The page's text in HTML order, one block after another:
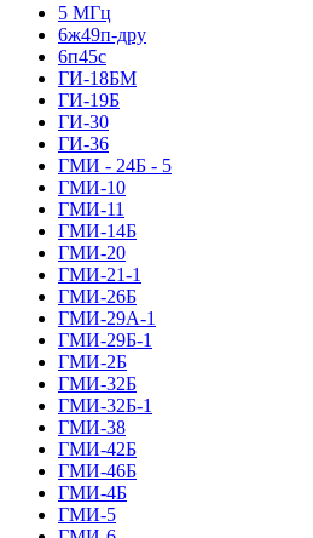
5 МГц
6ж49п-дру
6п45с
ГИ-18БМ
ГИ-19Б
ГИ-30
ГИ-36
ГМИ - 24Б - 5
ГМИ-10
ГМИ-11
ГМИ-14Б
ГМИ-20
ГМИ-21-1
ГМИ-26Б
ГМИ-29А-1
ГМИ-29Б-1
ГМИ-2Б
ГМИ-32Б
ГМИ-32Б-1
ГМИ-38
ГМИ-42Б
ГМИ-46Б
ГМИ-4Б
ГМИ-5